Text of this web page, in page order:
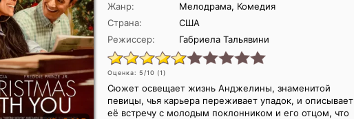
Жанр:
Мелодрама, Комедия
Страна:
США
Режиссер:
Габриела Тальявини
Оценка: 5/10 (1)
Сюжет освещает жизнь Анджелины, знаменитой
певицы, чья карьера переживает упадок, и описывает
её встречу с молодым поклонником и его отцом, что